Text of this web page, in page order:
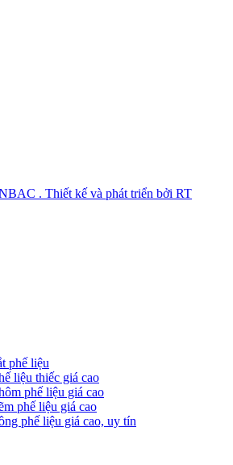
. Thiết kế và phát triển bởi RT
phế liệu
liệu thiếc giá cao
phế liệu giá cao
phế liệu giá cao
phế liệu giá cao, uy tín